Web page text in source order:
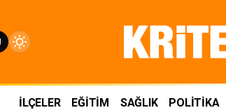
Mod
İLÇELER EĞİTİM SAĞLIK POLİTİKA